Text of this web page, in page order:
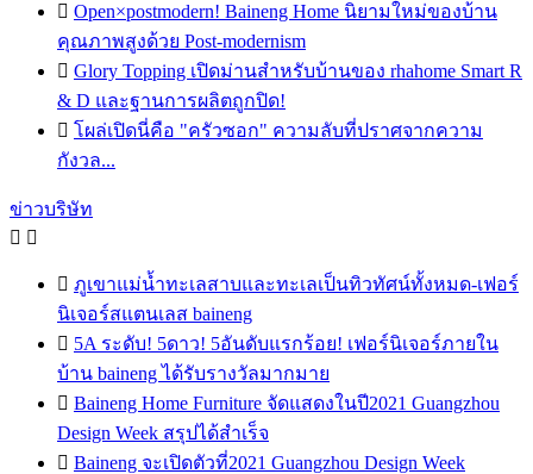
 Open×postmodern! Baineng Home นิยามใหม่ของบ้าน
คุณภาพสูงด้วย Post-modernism
 Glory Topping เปิดม่านสำหรับบ้านของ rhahome Smart R
& D และฐานการผลิตถูกปิด!
 โผล่เปิดนี่คือ "ครัวซอก" ความลับที่ปราศจากความ
กังวล...
ข่าวบริษัท
 
 ภูเขาแม่น้ำทะเลสาบและทะเลเป็นทิวทัศน์ทั้งหมด-เฟอร์
นิเจอร์สแตนเลส baineng
 5A ระดับ! 5ดาว! 5อันดับแรกร้อย! เฟอร์นิเจอร์ภายใน
บ้าน baineng ได้รับรางวัลมากมาย
 Baineng Home Furniture จัดแสดงในปี2021 Guangzhou
Design Week สรุปได้สำเร็จ
 Baineng จะเปิดตัวที่2021 Guangzhou Design Week